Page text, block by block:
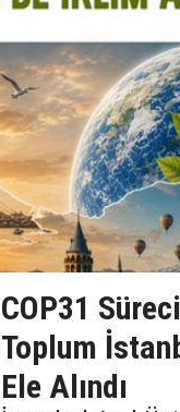
COP31
Toplum
Ele Alındı